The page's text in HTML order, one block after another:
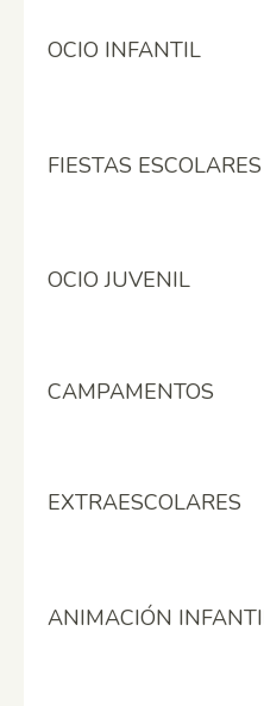
OCIO INFANTIL
FIESTAS ESCOLARES
OCIO JUVENIL
CAMPAMENTOS
EXTRAESCOLARES
ANIMACIÓN